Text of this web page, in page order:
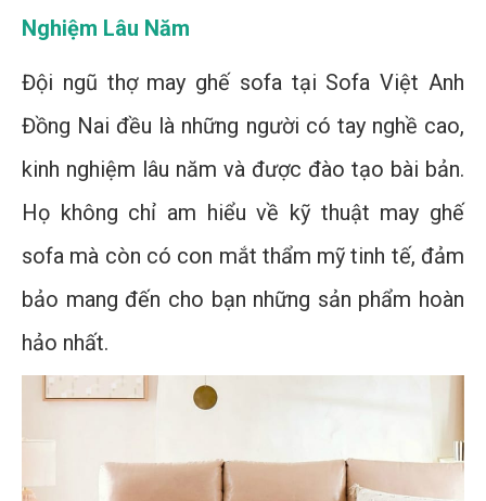
Nghiệm Lâu Năm
Đội ngũ thợ may ghế sofa tại Sofa Việt Anh
Đồng Nai đều là những người có tay nghề cao,
kinh nghiệm lâu năm và được đào tạo bài bản.
Họ không chỉ am hiểu về kỹ thuật may ghế
sofa mà còn có con mắt thẩm mỹ tinh tế, đảm
bảo mang đến cho bạn những sản phẩm hoàn
hảo nhất.